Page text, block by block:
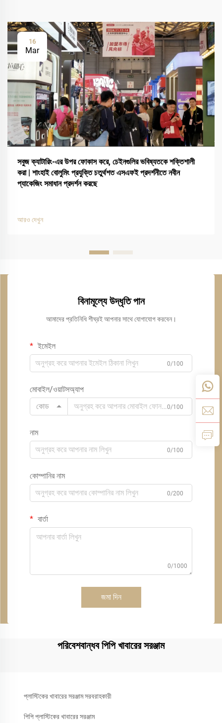
16
Mar
সবুজ ক্যাটারিং-এর উপর ফোকাস করে, চেইনগুলির ভবিষ্যতকে শক্তিশালী
করা | শাংহাই বোলুমিং প্রযুক্তি চতুর্থশত এসএফই প্রদর্শনীতে নবীন
প্যাকেজিং সমাধান প্রদর্শন করছে
আরও দেখুন
বিনামূল্যে উদ্ধৃতি পান
আমাদের প্রতিনিধি শীঘ্রই আপনার সাথে যোগাযোগ করবেন।
ইমেইল
0/100
মোবাইল/ওয়াটসঅ্যাপ
কোড
0/100
নাম
0/100
কোম্পানির নাম
0/200
বার্তা
0/1000
জমা দিন
পরিবেশবান্ধব পিপি খাবারের সরঞ্জাম
প্লাস্টিকের খাবারের সরঞ্জাম সরবরাহকারী
পিপি প্লাস্টিকের খাবারের সরঞ্জাম